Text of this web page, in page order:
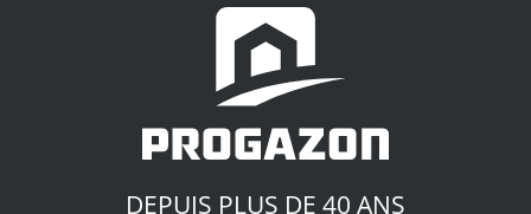
DEPUIS PLUS DE 40 ANS